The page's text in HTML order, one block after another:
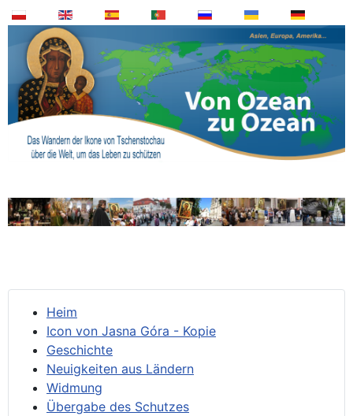
Heim
Icon von Jasna Góra - Kopie
Geschichte
Neuigkeiten aus Ländern
Widmung
Übergabe des Schutzes